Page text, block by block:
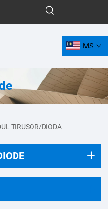
MS
TIRUSOR/DIODA